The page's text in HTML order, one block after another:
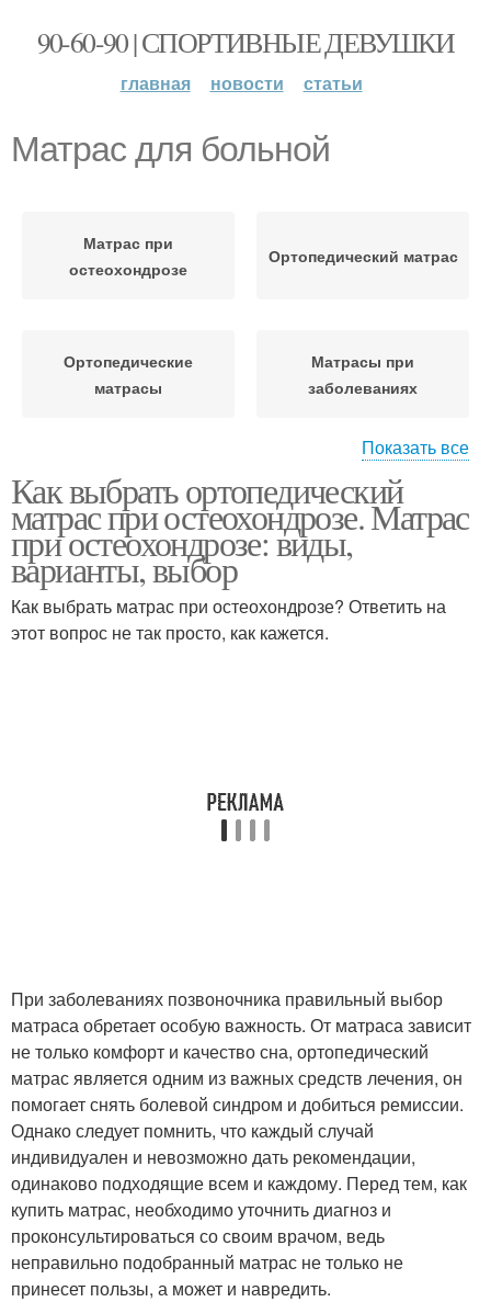
90-60-90 | СПОРТИВНЫЕ ДЕВУШКИ
главная новости статьи
Матрас для больной
Матрас при
остеохондрозе
Ортопедический матрас
Ортопедические
матрасы
Матрасы при
заболеваниях
Матрас при болях
Матрас от
остеохондроза
Правильный матрас
Показать все
Как выбрать ортопедический
матрас при остеохондрозе. Матрас
при остеохондрозе: виды,
варианты, выбор
Как выбрать матрас при остеохондрозе? Ответить на
этот вопрос не так просто, как кажется.
При заболеваниях позвоночника правильный выбор
матраса обретает особую важность. От матраса зависит
не только комфорт и качество сна, ортопедический
матрас является одним из важных средств лечения, он
помогает снять болевой синдром и добиться ремиссии.
Однако следует помнить, что каждый случай
индивидуален и невозможно дать рекомендации,
одинаково подходящие всем и каждому. Перед тем, как
купить матрас, необходимо уточнить диагноз и
проконсультироваться со своим врачом, ведь
неправильно подобранный матрас не только не
принесет пользы, а может и навредить.